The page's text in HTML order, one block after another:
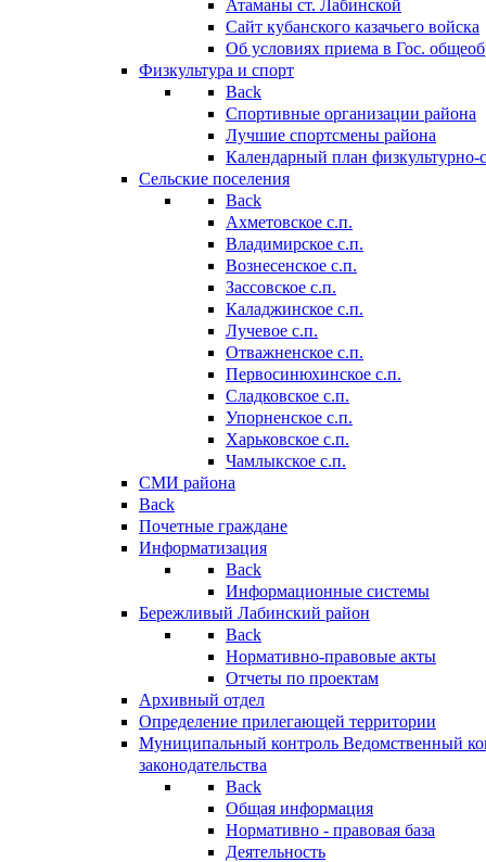
Атаманы ст. Лабинской
Cайт кубанского казачьего войска
Об условиях приема в Гос.
Физкультура и спорт
Back
Спортивные организации района
Лучшие спортсмены района
Календарный план
Сельские поселения
Back
Ахметовское с.п.
Владимирское с.п.
Вознесенское с.п.
Зассовское с.п.
Каладжинское с.п.
Лучевое с.п.
Отважненское с.п.
Первосинюхинское с.п.
Сладковское с.п.
Упорненское с.п.
Харьковское с.п.
Чамлыкское с.п.
СМИ района
Back
Почетные граждане
Информатизация
Back
Информационные системы
Бережливый Лабинский район
Back
Нормативно-правовые акты
Отчеты по проектам
Архивный отдел
Определение прилегающей территории
Муниципальный контроль Ведомственный
законодательства
Back
Общая информация
Нормативно - правовая база
Деятельность